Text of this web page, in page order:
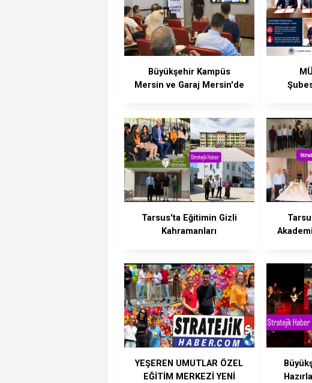
Büyükşehir Kampüs
Mersin ve Garaj Mersin'de
Tarsus'ta Eğitimin Gizli
Kahramanları
YEŞEREN UMUTLAR ÖZEL
EĞİTİM MERKEZİ YENİ